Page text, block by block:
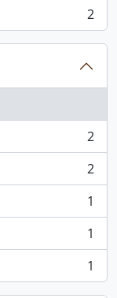
2
2
2
1
1
1